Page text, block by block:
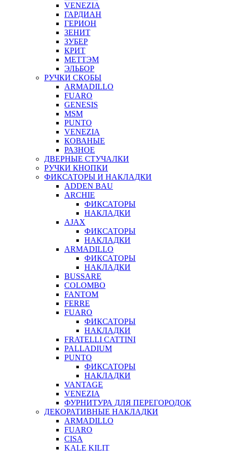
VENEZIA
ГАРДИАН
ГЕРИОН
ЗЕНИТ
ЗУБЕР
КРИТ
МЕТТЭМ
ЭЛЬБОР
РУЧКИ СКОБЫ
ARMADILLO
FUARO
GENESIS
MSM
PUNTO
VENEZIA
КОВАНЫЕ
РАЗНОЕ
ДВЕРНЫЕ СТУЧАЛКИ
РУЧКИ КНОПКИ
ФИКСАТОРЫ И НАКЛАДКИ
ADDEN BAU
ARCHIE
ФИКСАТОРЫ
НАКЛАДКИ
AJAX
ФИКСАТОРЫ
НАКЛАДКИ
ARMADILLO
ФИКСАТОРЫ
НАКЛАДКИ
BUSSARE
COLOMBO
FANTOM
FERRE
FUARO
ФИКСАТОРЫ
НАКЛАДКИ
FRATELLI CATTINI
PALLADIUM
PUNTO
ФИКСАТОРЫ
НАКЛАДКИ
VANTAGE
VENEZIA
ФУРНИТУРА ДЛЯ ПЕРЕГОРОДОК
ДЕКОРАТИВНЫЕ НАКЛАДКИ
ARMADILLO
FUARO
CISA
KALE KILIT